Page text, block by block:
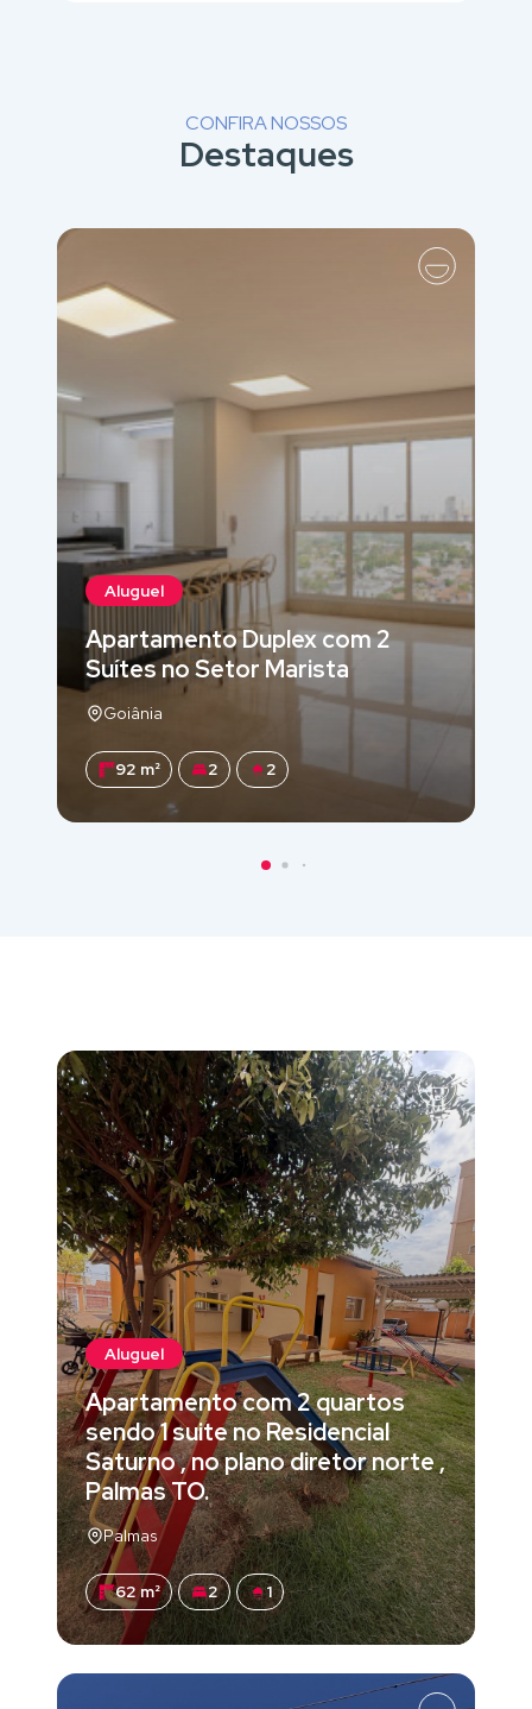
CONFIRA NOSSOS
Destaques
Aluguel
Apartamento Duplex com 2
Suítes no Setor Marista
Goiânia
92 m² 2 2
Aluguel
Apartamento com 2 quartos
sendo 1 suite no Residencial
Saturno , no plano diretor norte ,
Palmas TO.
Palmas
62 m² 2 1